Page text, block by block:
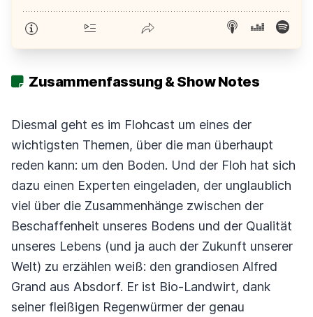
Zusammenfassung & Show Notes
Diesmal geht es im Flohcast um eines der
wichtigsten Themen, über die man überhaupt
reden kann: um den Boden. Und der Floh hat sich
dazu einen Experten eingeladen, der unglaublich
viel über die Zusammenhänge zwischen der
Beschaffenheit unseres Bodens und der Qualität
unseres Lebens (und ja auch der Zukunft unserer
Welt) zu erzählen weiß: den grandiosen Alfred
Grand aus Absdorf. Er ist Bio-Landwirt, dank
seiner fleißigen Regenwürmer der genau